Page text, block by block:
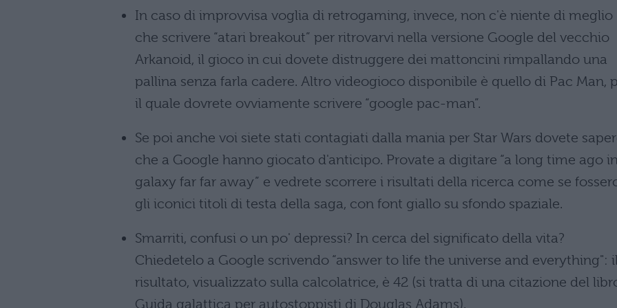
In caso di improvvisa voglia di retrogaming, invece, non c'è niente di meglio
che scrivere “atari breakout” per ritrovarvi nella versione Google del vecchio
Arkanoid, il gioco in cui dovete distruggere dei mattoncini rimpallando una
pallina senza farla cadere. Altro videogioco disponibile è quello di Pac Man,
il quale dovrete ovviamente scrivere “google pac-man”.
Se poi anche voi siete stati contagiati dalla mania per Star Wars dovete
che a Google hanno giocato d'anticipo. Provate a digitare “a long time ago
galaxy far far away” e vedrete scorrere i risultati della ricerca come se
gli iconici titoli di testa della saga, con font giallo su sfondo spaziale.
Smarriti, confusi o un po' depressi? In cerca del significato della vita?
Chiedetelo a Google scrivendo “answer to life the universe and everything": il
risultato, visualizzato sulla calcolatrice, è 42 (si tratta di una citazione del
Guida galattica per autostoppisti di Douglas Adams).